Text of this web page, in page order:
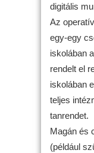
digitális
Az
egy-egy
iskolában
rendelt el
iskolában
teljes
tanrendet.
Magán és
(például